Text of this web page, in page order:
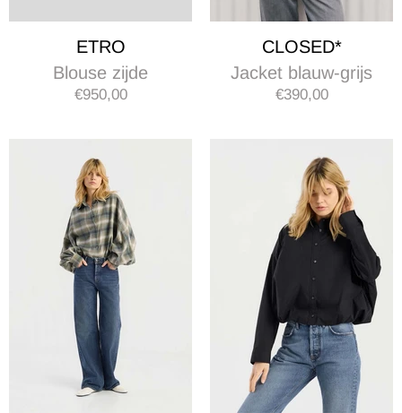
ETRO
Blouse zijde
€950,00
CLOSED*
Jacket blauw-grijs
€390,00